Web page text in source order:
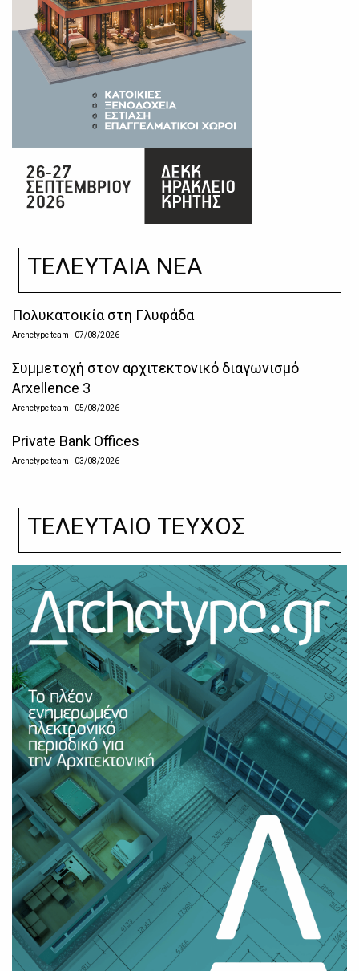
ΤΕΛΕΥΤΑΙΑ ΝΕΑ
Πολυκατοικία στη Γλυφάδα
Archetype team - 07/08/2026
Συμμετοχή στον αρχιτεκτονικό διαγωνισμό
Arxellence 3
Archetype team - 05/08/2026
Private Bank Offices
Archetype team - 03/08/2026
ΤΕΛΕΥΤΑΙΟ ΤΕΥΧΟΣ